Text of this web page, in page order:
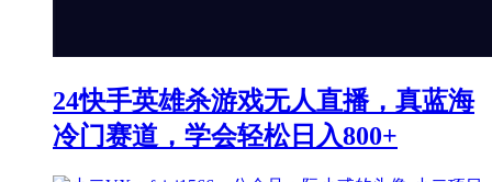
24快手英雄杀游戏无人直播，真蓝海
冷门赛道，学会轻松日入800+